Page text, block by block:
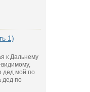
1)
к Дальнему
видимому,
дед мой по
дед по